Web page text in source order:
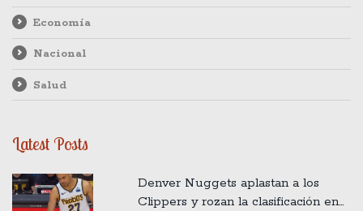
Economía
Nacional
Salud
Latest Posts
Denver Nuggets aplastan a los
Clippers y rozan la clasificación en